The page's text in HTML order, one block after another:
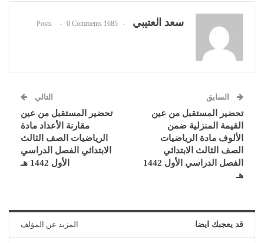
سعد العتيبي 1685 Posts
0 Comments
السابق
تحضير المستقبل من عين
القيمة المنزلية ضمن
الألوف مادة الرياضيات
الصف الثالث الابتدائي
الفصل الدراسي الأول 1442
هـ
التالي
تحضير المستقبل من عين
مقارنة الأعداد مادة
الرياضيات الصف الثالث
الابتدائي الفصل الدراسي
الأول 1442 هـ
قد يعجبك ايضا المزيد عن المؤلف